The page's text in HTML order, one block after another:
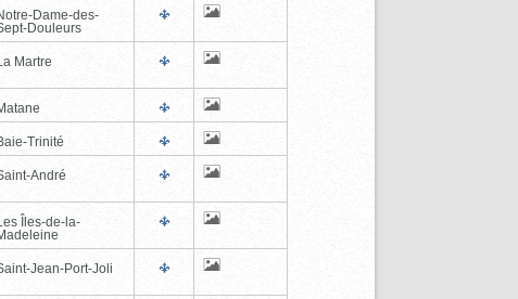
Dame-des-
Douleurs
Martre
Trinité
André
Îles-de-la-
Jean-Port-Joli